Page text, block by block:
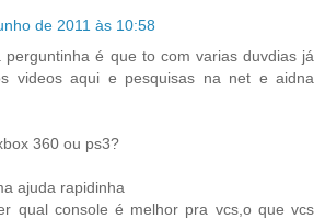
de 2011 às 10:58
perguntinha é que to com varias duvdias já
videos aqui e pesquisas na net e aidna
360 ou ps3?
ajuda rapidinha
qual console é melhor pra vcs,o que vcs